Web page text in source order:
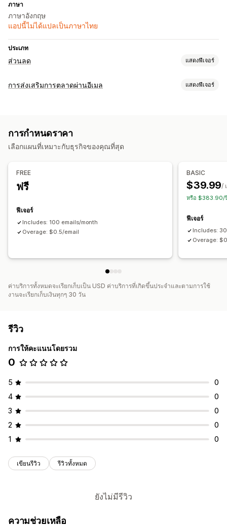
ภาษา
ภาษาอังกฤษ
แอปนี้ไม่ได้แปลเป็นภาษาไทย
ประเภท
ส่วนลด แสดงฟีเจอร์
ประเภทส่วนลด
ทริกเกอร์และกฎ
การทำงานอัตโนมัติ
การส่งเสริมการตลาดผ่านอีเมล แสดงฟีเจอร์
การจัดการแคมเปญ
การทำงานอัตโนมัติ
การกำหนดราคา
เลือกแผนที่เหมาะกับธุรกิจของคุณที่สุด
FREE
ฟรี
ฟีเจอร์
Includes: 100 emails/month
Overage: $0.5/email
BASIC
$39.99/
หรือ $383.90/
ฟีเจอร์
Includes:
Overage:
ค่าบริการทั้งหมดจะเรียกเก็บเป็น USD ค่าบริการที่เกิดขึ้นประจำและตามการใช้
งานจะเรียกเก็บเงินทุกๆ 30 วัน
รีวิว
การให้คะแนนโดยรวม
0
5
0
4
0
3
0
2
0
1
0
เขียนรีวิว รีวิวทั้งหมด
ยังไม่มีรีวิว
ความช่วยเหลือ